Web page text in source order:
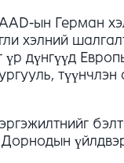
ын Герман
хэлний
дүнгүүд